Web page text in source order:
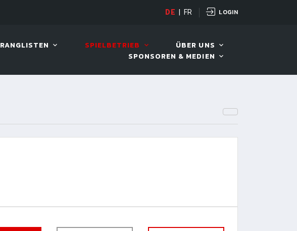
LIVE! BILLARD TOUR
DE FR LOGIN
RANGLISTEN SPIELBETRIEB
ÜBER UNS
SPONSOREN & MEDIEN